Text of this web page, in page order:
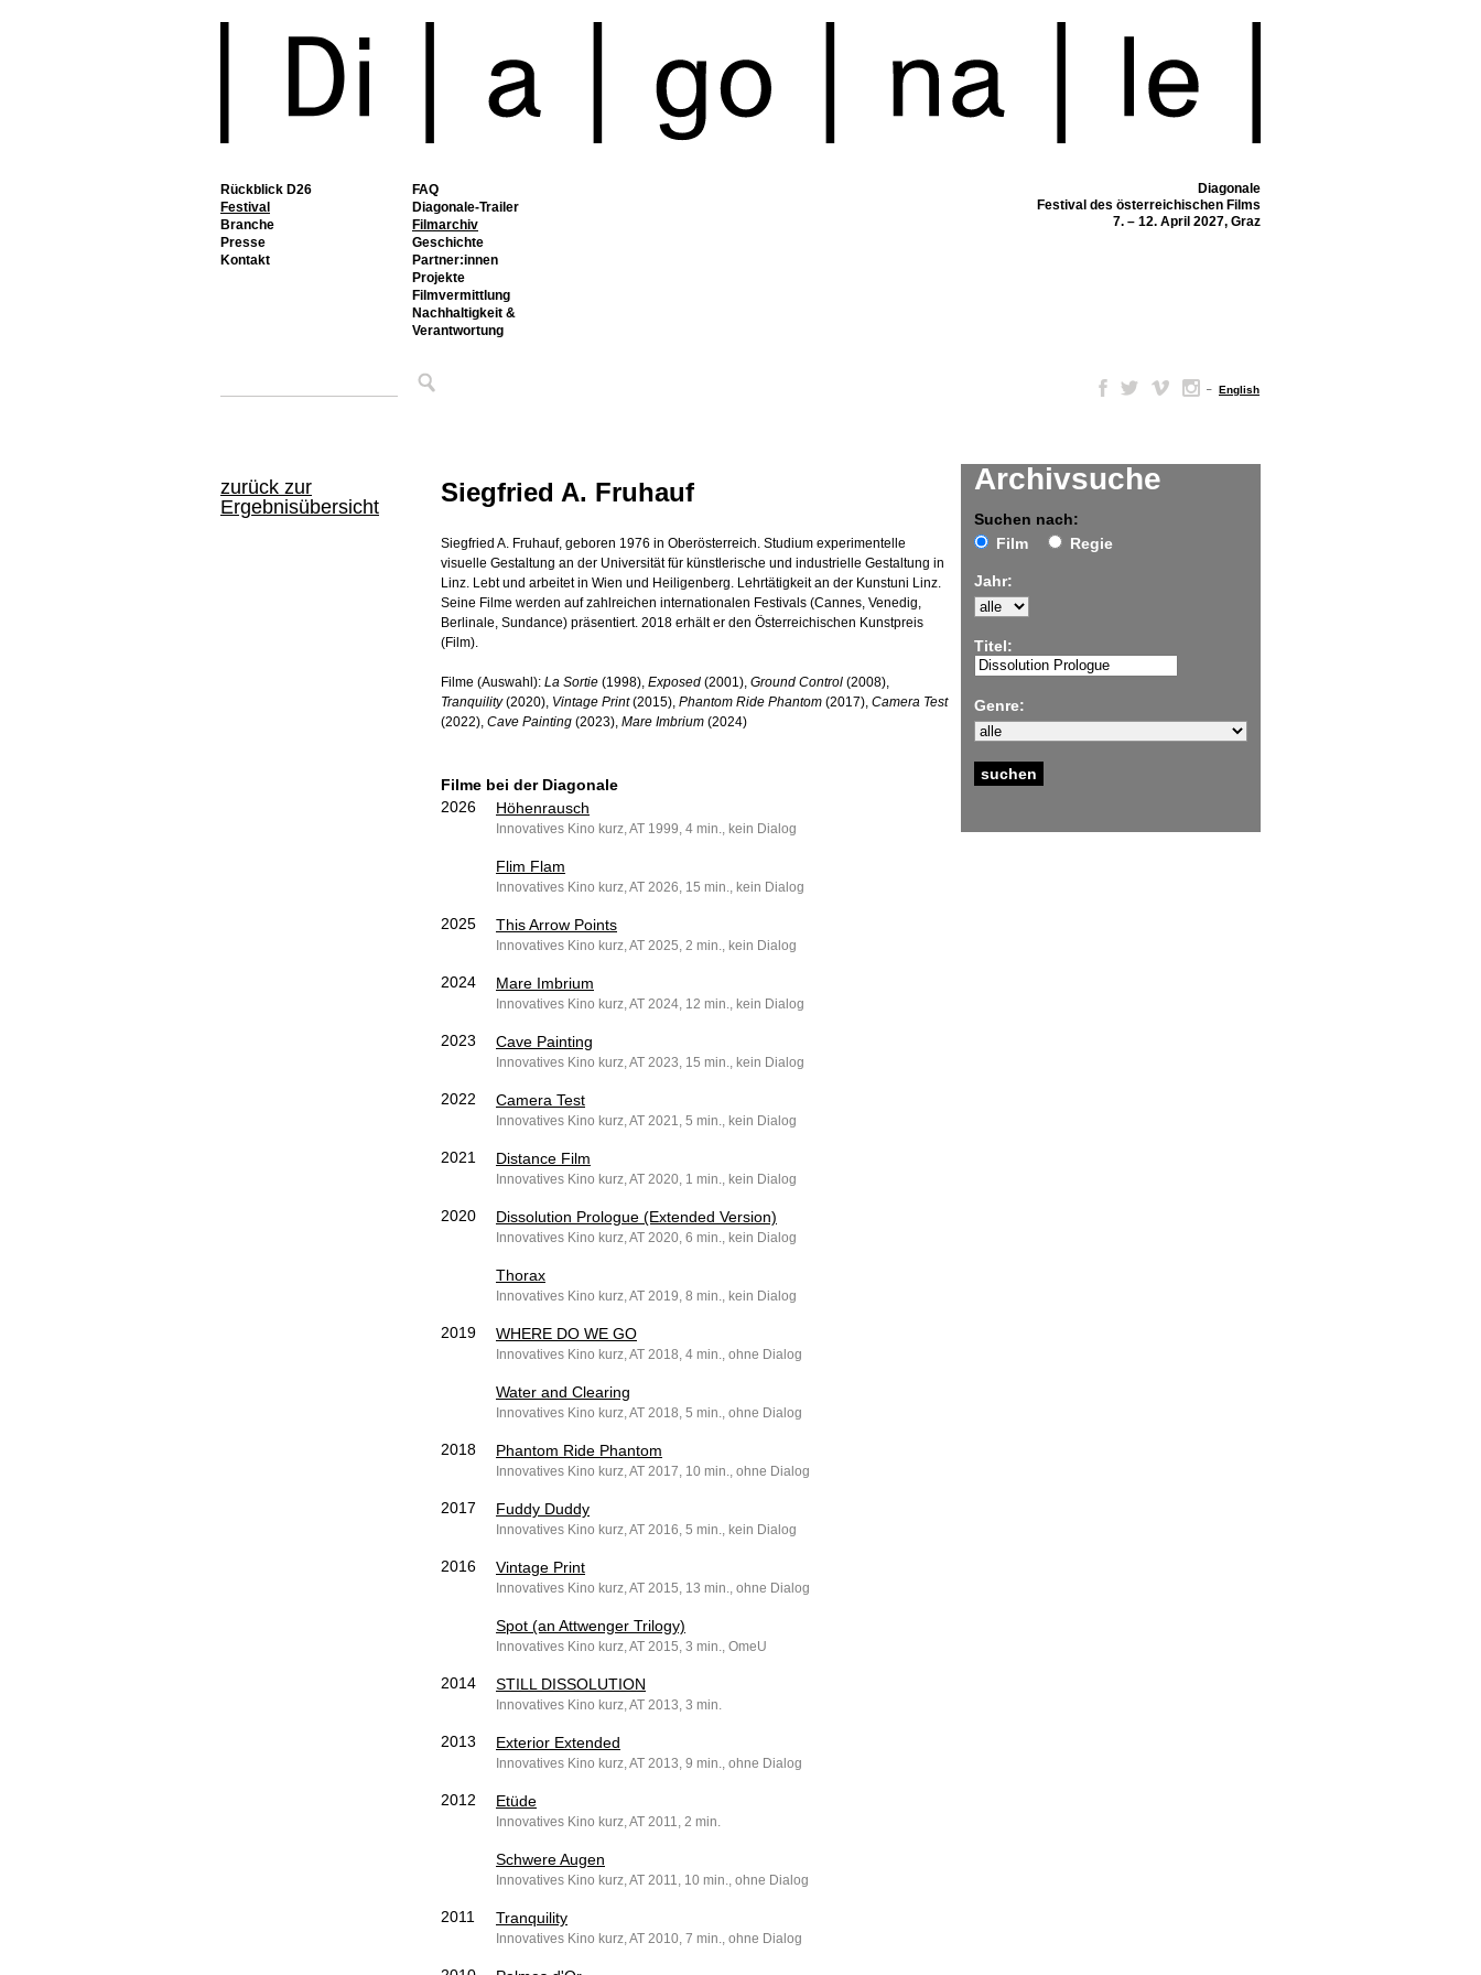
Rückblick D26
Festival
FAQ
Diagonale-Trailer
Filmarchiv
Geschichte
Partner:innen
Projekte
Filmvermittlung
Nachhaltigkeit &
Verantwortung
Branche
Presse
Kontakt
Diagonale
Festival des österreichischen Films
7. – 12. April 2027, Graz
– English
zurück zur
Ergebnisübersicht
Archivsuche
Suchen nach:
Film
Regie
Jahr:
Titel:
Genre:
Siegfried A. Fruhauf
Siegfried A. Fruhauf, geboren 1976 in Oberösterreich. Studium experimentelle
visuelle Gestaltung an der Universität für künstlerische und industrielle Gestaltung in
Linz. Lebt und arbeitet in Wien und Heiligenberg. Lehrtätigkeit an der Kunstuni Linz.
Seine Filme werden auf zahlreichen internationalen Festivals (Cannes, Venedig,
Berlinale, Sundance) präsentiert. 2018 erhält er den Österreichischen Kunstpreis
(Film).
Filme (Auswahl): La Sortie (1998), Exposed (2001), Ground Control (2008),
Tranquility(2020), Vintage Print(2015), Phantom Ride Phantom (2017), Camera Test
(2022), Cave Painting (2023), Mare Imbrium (2024)
Filme bei der Diagonale
2026
Höhenrausch
Innovatives Kino kurz, AT 1999, 4 min., kein Dialog
Flim Flam
Innovatives Kino kurz, AT 2026, 15 min., kein Dialog
2025 This Arrow Points
Innovatives Kino kurz, AT 2025, 2 min., kein Dialog
2024 Mare Imbrium
Innovatives Kino kurz, AT 2024, 12 min., kein Dialog
2023 Cave Painting
Innovatives Kino kurz, AT 2023, 15 min., kein Dialog
2022 Camera Test
Innovatives Kino kurz, AT 2021, 5 min., kein Dialog
2021 Distance Film
Innovatives Kino kurz, AT 2020, 1 min., kein Dialog
2020 Dissolution Prologue (Extended Version)
Innovatives Kino kurz, AT 2020, 6 min., kein Dialog
Thorax
Innovatives Kino kurz, AT 2019, 8 min., kein Dialog
2019 WHERE DO WE GO
Innovatives Kino kurz, AT 2018, 4 min., ohne Dialog
Water and Clearing
Innovatives Kino kurz, AT 2018, 5 min., ohne Dialog
2018 Phantom Ride Phantom
Innovatives Kino kurz, AT 2017, 10 min., ohne Dialog
2017 Fuddy Duddy
Innovatives Kino kurz, AT 2016, 5 min., kein Dialog
2016 Vintage Print
Innovatives Kino kurz, AT 2015, 13 min., ohne Dialog
Spot (an Attwenger Trilogy)
Innovatives Kino kurz, AT 2015, 3 min., OmeU
2014 STILL DISSOLUTION
Innovatives Kino kurz, AT 2013, 3 min.
2013 Exterior Extended
Innovatives Kino kurz, AT 2013, 9 min., ohne Dialog
2012 Etüde
Innovatives Kino kurz, AT 2011, 2 min.
Schwere Augen
Innovatives Kino kurz, AT 2011, 10 min., ohne Dialog
2011 Tranquility
Innovatives Kino kurz, AT 2010, 7 min., ohne Dialog